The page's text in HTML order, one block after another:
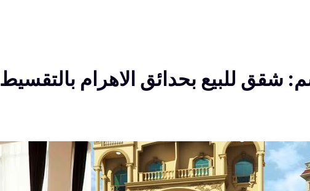
شقق للبيع بحدائق الاهرام بالتقسيط